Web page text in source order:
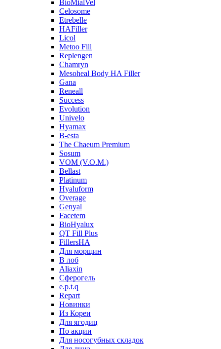
BioMialVel
Celosome
Etrebelle
HAFiller
Licol
Metoo Fill
Replengen
Chamryn
Mesoheal Body HA Filler
Gana
Reneall
Success
Evolution
Univelo
Hyamax
B-esta
The Chaeum Premium
Sosum
VOM (V.O.M.)
Bellast
Platinum
Hyaluform
Overage
Genyal
Facetem
BioHyalux
QT Fill Plus
FillersHA
Для морщин
В лоб
Aliaxin
Сферогель
e.p.t.q
Repart
Новинки
Из Кореи
Для ягодиц
По акции
Для носогубных складок